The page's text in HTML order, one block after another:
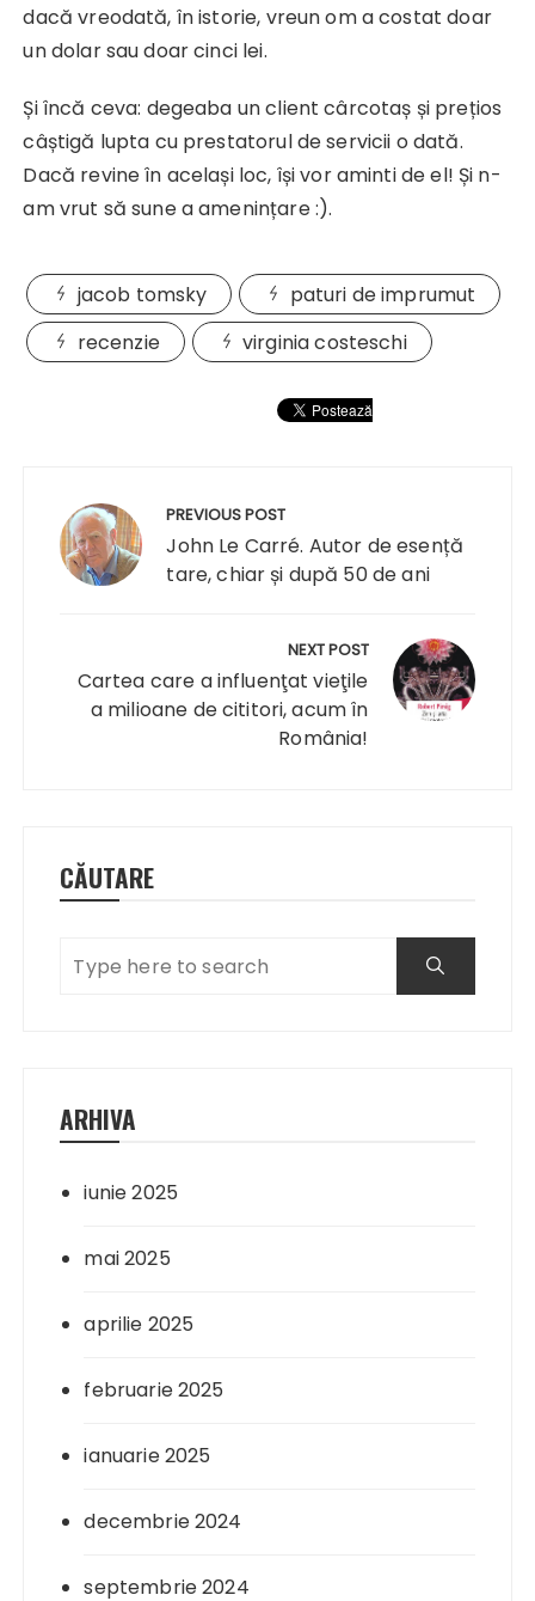
dacă vreodată, în istorie, vreun om a costat doar
un dolar sau doar cinci lei.
Și încă ceva: degeaba un client cârcotaș și prețios
câștigă lupta cu prestatorul de servicii o dată.
Dacă revine în același loc, își vor aminti de el! Și n-
am vrut să sune a amenințare :).
jacob tomsky
paturi de imprumut
recenzie
virginia costeschi
articole
PREVIOUS POST
John Le Carré. Autor de esență
tare, chiar și după 50 de ani
NEXT POST
Cartea care a influenţat vieţile
a milioane de cititori, acum în
România!
CĂUTARE
ARHIVA
iunie 2025
mai 2025
aprilie 2025
februarie 2025
ianuarie 2025
decembrie 2024
septembrie 2024